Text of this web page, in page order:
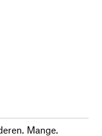
Mange.